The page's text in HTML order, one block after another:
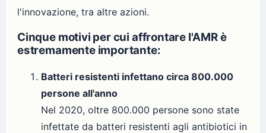
l'innovazione, tra altre azioni.
Cinque motivi per cui affrontare l'AMR è
estremamente importante:
Batteri resistenti infettano circa 800.000
persone all'anno
Nel 2020, oltre 800.000 persone sono state
infettate da batteri resistenti agli antibiotici in